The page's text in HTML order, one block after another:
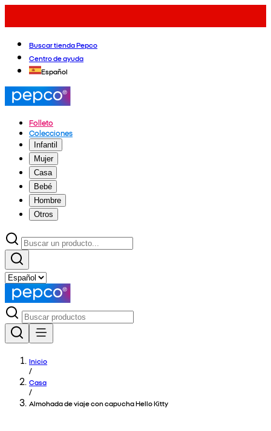
Buscar tienda Pepco
Centro de ayuda
Español
Folleto
Colecciones
Infantil
Mujer
Casa
Bebé
Hombre
Otros
Inicio
/
Casa
/
Almohada de viaje con capucha Hello Kitty